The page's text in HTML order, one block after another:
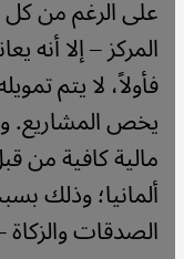
على الرغم من كل
المركز – إلا أنه
فأولاً، لا يتم
يخص المشاريع.
مالية كافية من
ألمانيا؛ وذلك
الصدقات